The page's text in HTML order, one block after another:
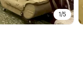
1/5